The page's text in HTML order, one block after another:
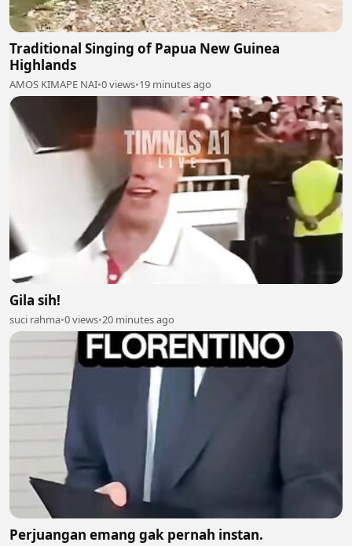
Traditional Singing of Papua New Guinea
Highlands
AMOS KIMAPE NAI•0 views•19 minutes ago
Gila sih!
suci rahma•0 views•20 minutes ago
Perjuangan emang gak pernah instan.